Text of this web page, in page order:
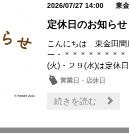
2026/07/27 14:00 東
定休日のお知らせ
こんにちは 東金田間
ー・＊＊＊＊＊＊＊
(火)・２９(水)は定休
営業日・店休日
続きを読む